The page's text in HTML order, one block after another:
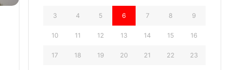
3 4 5 6 7 8 9
10 11 12 13 14 15 16
17 18 19 20 21 22 23